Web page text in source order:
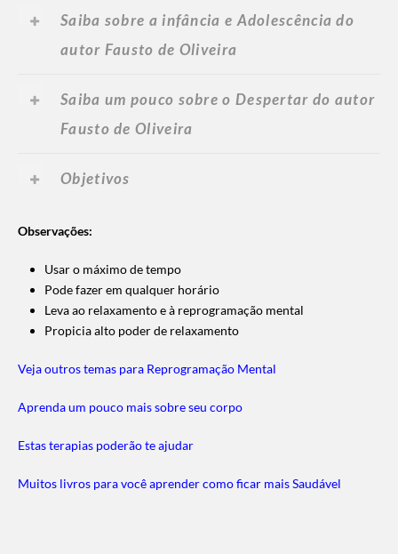
Saiba sobre a infância e Adolescência do
autor Fausto de Oliveira
Saiba um pouco sobre o Despertar do autor
Fausto de Oliveira
Objetivos
Observações:
Usar o máximo de tempo
Pode fazer em qualquer horário
Leva ao relaxamento e à reprogramação mental
Propicia alto poder de relaxamento
Veja outros temas para Reprogramação Mental
Aprenda um pouco mais sobre seu corpo
Estas terapias poderão te ajudar
Muitos livros para você aprender como ficar mais Saudável